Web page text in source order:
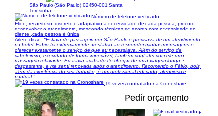
São Paulo (São Paulo) 02450-001 Santa
Teresinha
Número de telefone verificado
Ético, respeitoso, discreto e adaptativo a necessidade de cada pessoa, procuro
desenvolver o atendimento, mesclando técnicas de acordo com necessidade do
cliente ,cada pessoa é única
Arlete disse: "Estava de passagem por São Paulo e precisava de um atendimento
no hotel. Fábio foi extremamente prestativo ao responder minhas mensagens e
oferecer exatamente o serviço de que eu necessitava. Além do serviço de
cabeleireiro, executado de forma impecável, também contratei com ele uma
massagem relaxante. Eu havia acabado de chegar de uma viagem longa e
desgastante, e me senti renovada após o atendimento. Recomendo o Fábio, pois,
além da excelência do seu trabalho, é um profissional educado, atencioso e
pontual."
19 vezes contratado na Cronoshare
Pedir orçamento
E-